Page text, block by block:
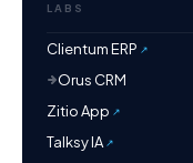
LABS
Clientum ERP
Orus CRM
Zitio App
Talksy IA